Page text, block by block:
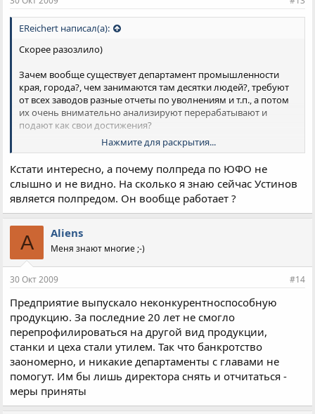
EReichert написал(а):
Скорее разозлило)
Зачем вообще существует департамент промышленности
края, города?, чем занимаются там десятки людей?, требуют
от всех заводов разные отчеты по уволнениям и т.п., а потом
их очень внимательно анализируют перерабатывают и
подают как свои достижения?
В начале года Хатуов приезжал в Армавир, был на некоторых
предприятиях, всем предложили создать списки
потенциальных потребителей/клиентов в крае с кем не
удается начать работать, чтобы посодействовать через
первого вице-губернатора - в итоге никакого продвижения,
вообще врядли кто-нибудь их читал.
Или визит Представителя &quot;одного из субъектов
рф&quot; в ЮФО, с целью налаживания сотрудничества, - все
что предложил этот человек, этот откат,и выход и
гарантированная работа с крупными организациями того
безо всяких откатов.
Вообщем нужно ценить то что имеешь, в Ростовской области
уже заморозки, а у нас еще боль-мень тепло)
Нажмите для раскрытия...
Кстати интересно, а почему полпреда по ЮФО не
слышно и не видно. На сколько я знаю сейчас Устинов
является полпредом. Он вообще работает ?
A Aliens
Меня знают многие ;-)
30 Окт 2009 #14
Предприятие выпускало неконкурентноспособную
продукцию. За последние 20 лет не смогло
перепрофилироваться на другой вид продукции,
станки и цеха стали утилем. Так что банкротство
заономерно, и никакие департаменты с главами не
помогут. Им бы лишь директора снять и отчитаться -
меры приняты